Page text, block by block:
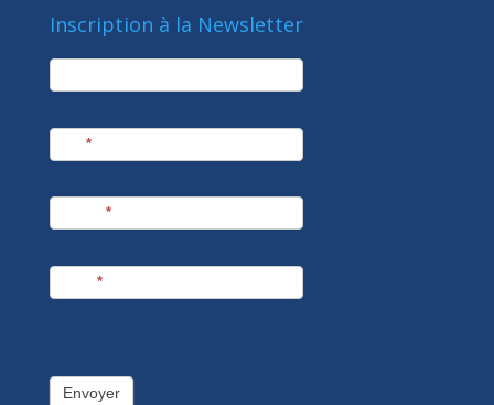
Inscription à la Newsletter
newsletter
*
*
*
Envoyer